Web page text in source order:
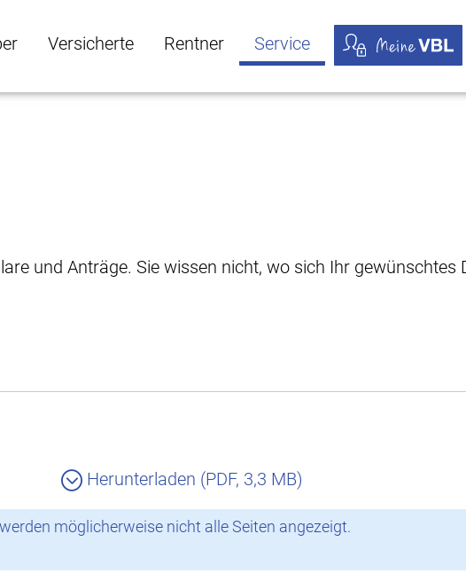
Versicherte Rentner Service
und Anträge. Sie wissen nicht, wo sich Ihr
Herunterladen (PDF, 3,3 MB)
möglicherweise nicht alle Seiten angezeigt.